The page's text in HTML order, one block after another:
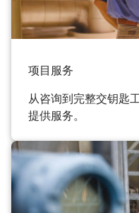
项目服务
从咨询到完整交钥匙
提供服务。